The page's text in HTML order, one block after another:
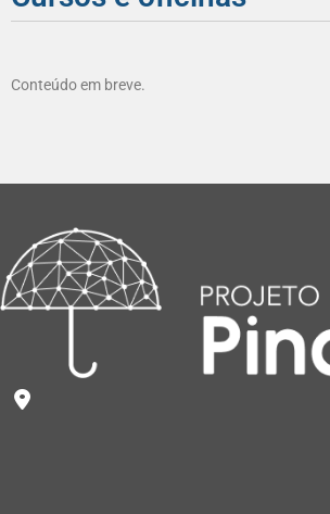
Conteúdo em breve.